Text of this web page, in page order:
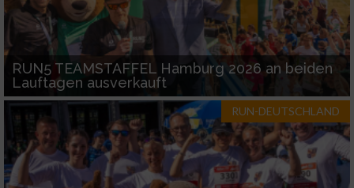
RUN5 TEAMSTAFFEL Hamburg 2026 an beiden
Lauftagen ausverkauft
RUN-DEUTSCHLAND